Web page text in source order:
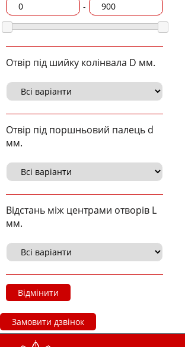
-
Отвір під шийку колінвала D мм.
Отвір під поршньовий палець d
мм.
Відстань між центрами отворів L
мм.
Відмінити
Замовити дзвінок